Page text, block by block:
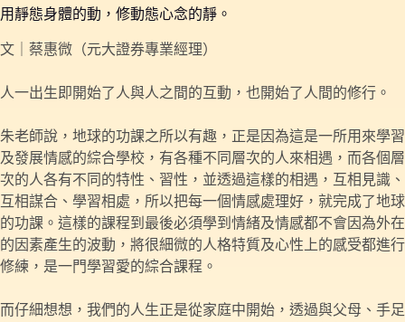
用靜態身體的動，修動態心念的靜。
文｜蔡惠微（元大證券專業經理）
人一出生即開始了人與人之間的互動，也開始了人間的修行。
朱老師說，地球的功課之所以有趣，正是因為這是一所用來學習
及發展情感的綜合學校，有各種不同層次的人來相遇，而各個層
次的人各有不同的特性、習性，並透過這樣的相遇，互相見識、
互相謀合、學習相處，所以把每一個情感處理好，就完成了地球
的功課。這樣的課程到最後必須學到情緒及情感都不會因為外在
的因素產生的波動，將很細微的人格特質及心性上的感受都進行
修練，是一門學習愛的綜合課程。
而仔細想想，我們的人生正是從家庭中開始，透過與父母、手足